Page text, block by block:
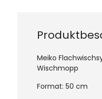
Meiko
Wischmopp
Format: 50 cm